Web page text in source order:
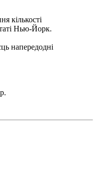
кількості
Нью-Йорк.
напередодні